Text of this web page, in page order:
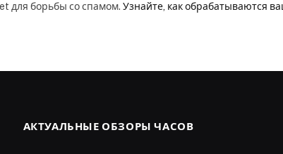
для борьбы со спамом. Узнайте, как обрабатываются
АКТУАЛЬНЫЕ ОБЗОРЫ ЧАСОВ